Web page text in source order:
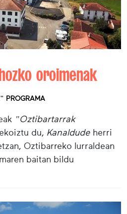
oroimenak
PROGRAMA
"Oztibartarrak
du, Kanaldudeherri
Oztibarreko lurraldean
baitan bildu